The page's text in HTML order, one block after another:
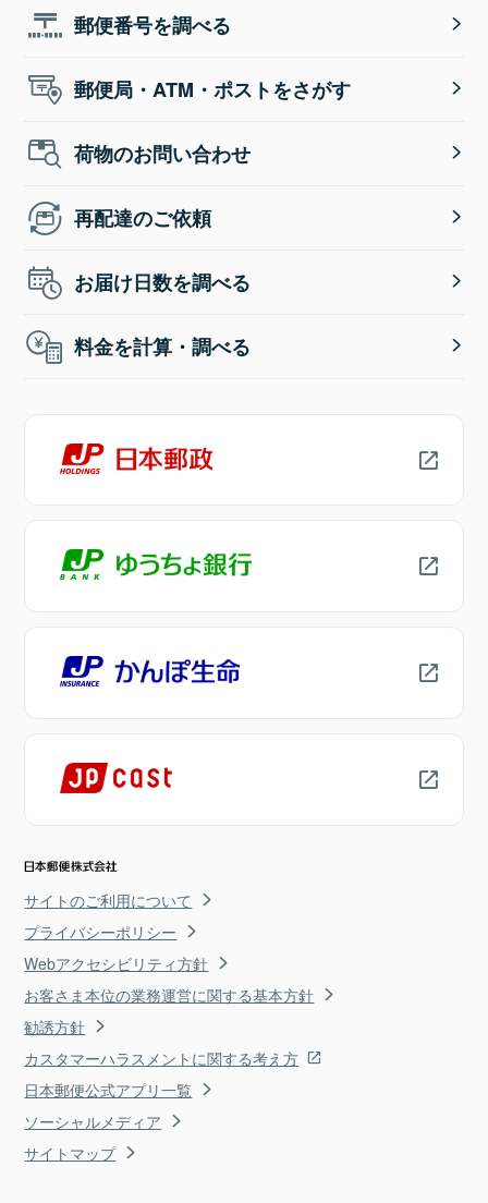
郵便番号を調べる
郵便局・ATM・ポストをさがす
荷物のお問い合わせ
再配達のご依頼
お届け日数を調べる
料金を計算・調べる
サイトのご利用について
プライバシーポリシー
Webアクセシビリティ方針
お客さま本位の業務運営に関する基本方針
勧誘方針
カスタマーハラスメントに関する考え方
日本郵便公式アプリ一覧
ソーシャルメディア
サイトマップ